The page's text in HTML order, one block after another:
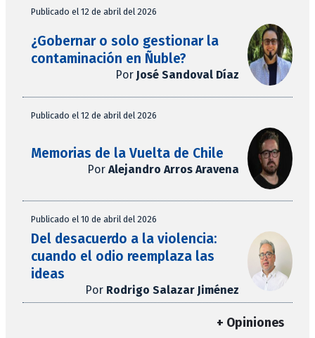
Publicado el 12 de abril del 2026
¿Gobernar o solo gestionar la
contaminación en Ñuble?
Por José Sandoval Díaz
Publicado el 12 de abril del 2026
Memorias de la Vuelta de Chile
Por Alejandro Arros Aravena
Publicado el 10 de abril del 2026
Del desacuerdo a la violencia:
cuando el odio reemplaza las
ideas
Por Rodrigo Salazar Jiménez
+ Opiniones